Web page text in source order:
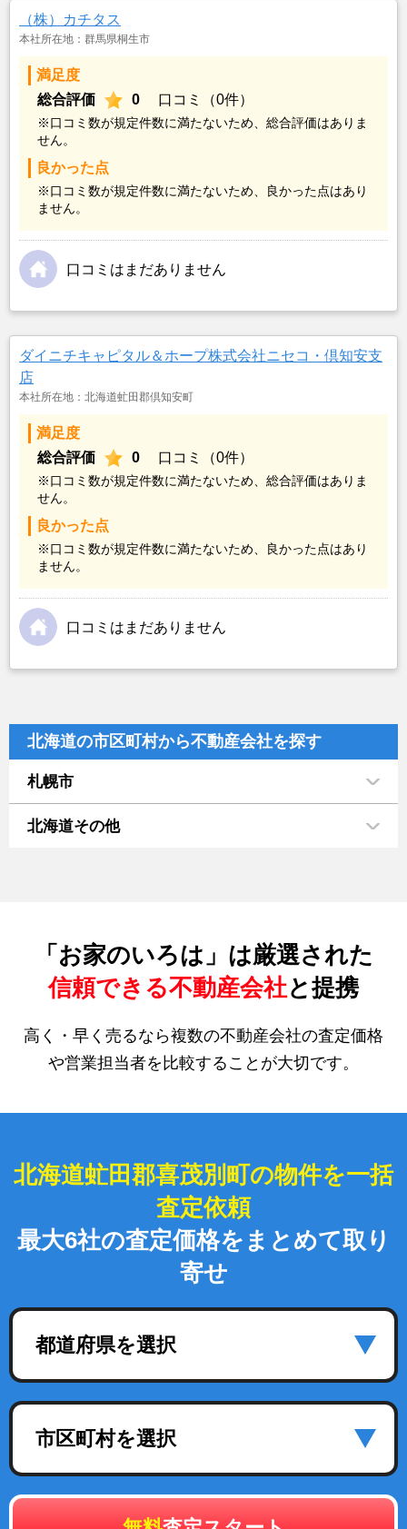
も空き家の状態で不動産を残しておけないと考えて売却
を決めた。
（株）カチタス
本社所在地：群馬県桐生市
満足度
総合評価
0 口コミ（0件）
※口コミ数が規定件数に満たないため、総合評価はありま
せん。
良かった点
※口コミ数が規定件数に満たないため、良かった点はあり
ません。
口コミはまだありません
ダイニチキャピタル＆ホープ株式会社ニセコ・倶知安支
店
本社所在地：北海道虻田郡倶知安町
満足度
総合評価
0 口コミ（0件）
※口コミ数が規定件数に満たないため、総合評価はありま
せん。
良かった点
※口コミ数が規定件数に満たないため、良かった点はあり
ません。
口コミはまだありません
北海道の市区町村から不動産会社を探す
札幌市
北海道その他
「お家のいろは」は厳選された
信頼できる不動産会社と提携
高く・早く売るなら複数の不動産会社の査定価格
や営業担当者を比較することが大切です。
北海道虻田郡喜茂別町の物件を一括
査定依頼
最大6社の査定価格をまとめて取り
寄せ
都道府県を選択
市区町村を選択